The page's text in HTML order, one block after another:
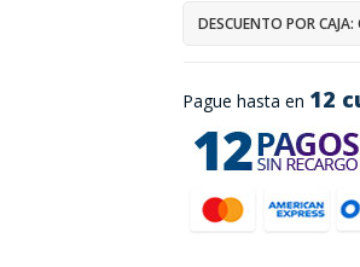
Pague hasta en 12
DESCUENTO POR